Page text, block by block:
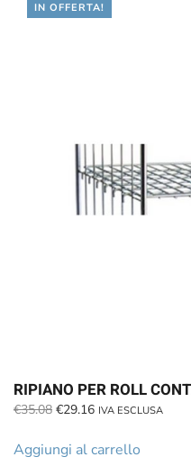
IN OFFERTA!
RIPIANO PER ROLL
€35.08 Il
originale
€29.16Il
attuale
IVA ESCLUSA
Aggiungi al carrello